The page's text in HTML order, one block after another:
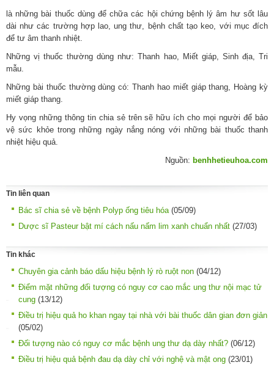
là những bài thuốc dùng để chữa các hội chứng bệnh lý âm hư sốt lâu
dài như các trường hợp lao, ung thư, bệnh chất tạo keo, với mục đích
để tư âm thanh nhiệt.
Những vị thuốc thường dùng như: Thanh hao, Miết giáp, Sinh địa, Tri
mẫu.
Những bài thuốc thường dùng có: Thanh hao miết giáp thang, Hoàng kỳ
miết giáp thang.
Hy vọng những thông tin chia sẻ trên sẽ hữu ích cho mọi người để bảo
vệ sức khỏe trong những ngày nắng nóng với những bài thuốc thanh
nhiệt hiệu quả.
Nguồn: benhhetieuhoa.com
Tin liên quan
Bác sĩ chia sẻ về bệnh Polyp ống tiêu hóa (05/09)
Dược sĩ Pasteur bật mí cách nấu nấm lim xanh chuẩn nhất (27/03)
Tin khác
Chuyên gia cảnh báo dấu hiệu bệnh lý rò ruột non (04/12)
Điểm mặt những đối tượng có nguy cơ cao mắc ung thư nội mạc tử
cung (13/12)
Điều trị hiệu quả ho khan ngay tại nhà với bài thuốc dân gian đơn giản
(05/02)
Đối tượng nào có nguy cơ mắc bệnh ung thư dạ dày nhất? (06/12)
Điều trị hiệu quả bệnh đau dạ dày chỉ với nghệ và mật ong (23/01)